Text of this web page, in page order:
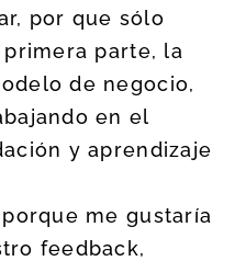
por que sólo
parte, la
de negocio,
en el
y aprendizaje
me gustaría
feedback,